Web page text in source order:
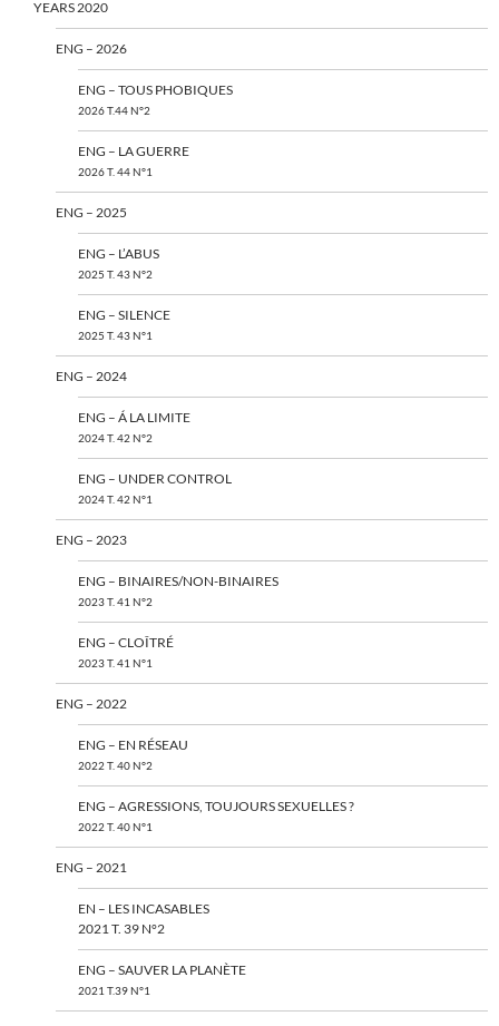
YEARS 2020
ENG – 2026
ENG – TOUS PHOBIQUES
2026 T.44 N°2
ENG – LA GUERRE
2026 T. 44 N°1
ENG – 2025
ENG – L’ABUS
2025 T. 43 N°2
ENG – SILENCE
2025 T. 43 N°1
ENG – 2024
ENG – Á LA LIMITE
2024 T. 42 N°2
ENG – UNDER CONTROL
2024 T. 42 N°1
ENG – 2023
ENG – BINAIRES/NON-BINAIRES
2023 T. 41 N°2
ENG – CLOÎTRÉ
2023 T. 41 N°1
ENG – 2022
ENG – EN RÉSEAU
2022 T. 40 N°2
ENG – AGRESSIONS, TOUJOURS SEXUELLES ?
2022 T. 40 N°1
ENG – 2021
EN – LES INCASABLES
2021 T. 39 N°2
ENG – SAUVER LA PLANÈTE
2021 T.39 N°1